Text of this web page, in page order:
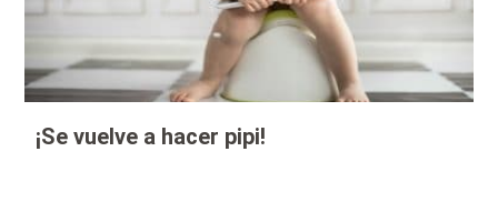
¡Se vuelve a hacer pipi!